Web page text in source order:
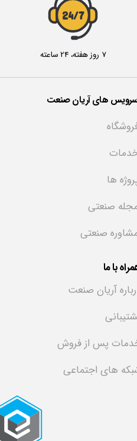
7 روز هفته، 24 ساعته
های آریان صنعت
با ما
ها
صنعتی
صنعتی
آریان صنعت
پس از فروش
های اجتماعی
24/7